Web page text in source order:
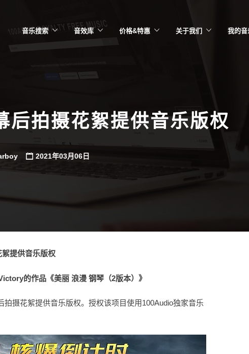
音乐搜索 音效库 价格&特惠 关于我们 我的音
后拍摄花絮提供音乐版权
2021年03月06日
提供音乐版权
的作品《美丽 浪漫 钢琴（2版本）》
摄花絮提供音乐版权。授权该项目使用100Audio独家音乐